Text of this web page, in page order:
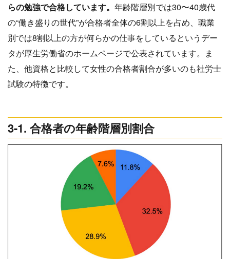
らの勉強で合格しています。 年齢階層別では30〜40歳代
の“働き盛りの世代”が合格者全体の6割以上を占め、職業
別では8割以上の方が何らかの仕事をしているというデー
タが厚生労働省のホームページで公表されています。ま
た、他資格と比較して女性の合格者割合が多いのも社労士
試験の特徴です。
3-1. 合格者の年齢階層別割合